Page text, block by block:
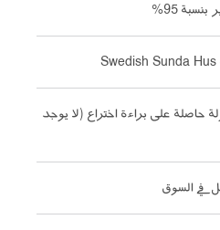
95%
حاصلة على براءة اختراع (لا يوجد
في السوق